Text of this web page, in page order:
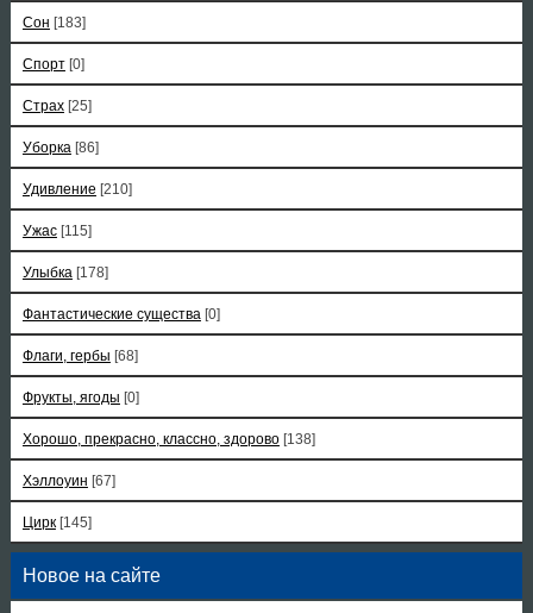
Сон [183]
Спорт [0]
Страх [25]
Уборка [86]
Удивление [210]
Ужас [115]
Улыбка [178]
Фантастические существа [0]
Флаги, гербы [68]
Фрукты, ягоды [0]
Хорошо, прекрасно, классно, здорово [138]
Хэллоуин [67]
Цирк [145]
Новое на сайте